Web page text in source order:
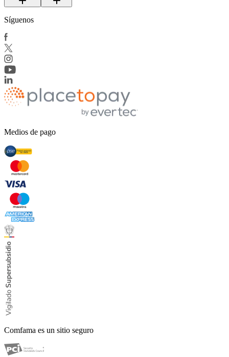
Síguenos
Medios de pago
Comfama es un sitio seguro